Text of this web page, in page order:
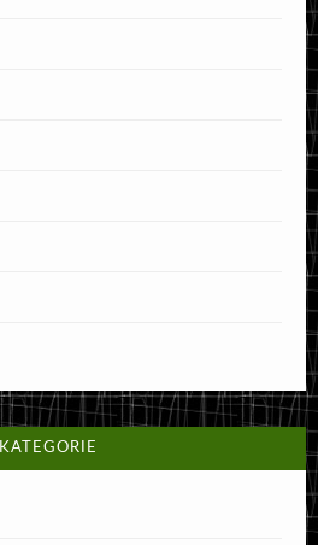
KATEGORIE